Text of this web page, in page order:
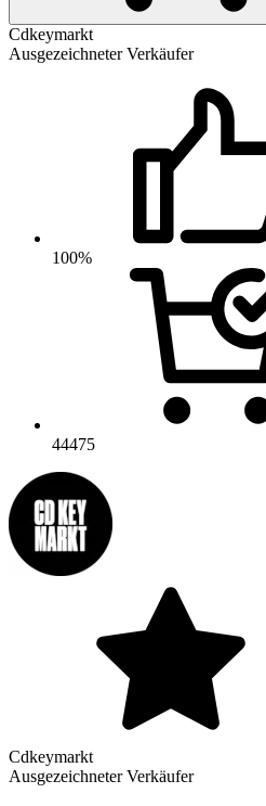
Cdkeymarkt
Ausgezeichneter Verkäufer
100%
44475
Cdkeymarkt
Ausgezeichneter Verkäufer